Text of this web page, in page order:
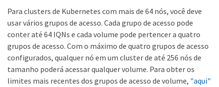
Para clusters de Kubernetes com mais de 64 nós, você deve
usar vários grupos de acesso. Cada grupo de acesso pode
conter até 64 IQNs e cada volume pode pertencer a quatro
grupos de acesso. Com o máximo de quatro grupos de acesso
configurados, qualquer nó em um cluster de até 256 nós de
tamanho poderá acessar qualquer volume. Para obter os
limites mais recentes dos grupos de acesso de volume, "aqui"